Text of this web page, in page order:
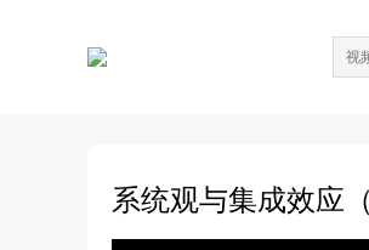
系统观与集成效应（